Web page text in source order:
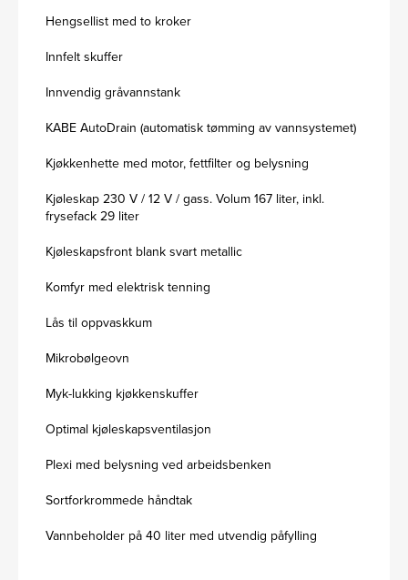
Hengsellist med to kroker
Innfelt skuffer
Innvendig gråvannstank
KABE AutoDrain (automatisk tømming av vannsystemet)
Kjøkkenhette med motor, fettfilter og belysning
Kjøleskap 230 V / 12 V / gass. Volum 167 liter, inkl.
frysefack 29 liter
Kjøleskapsfront blank svart metallic
Komfyr med elektrisk tenning
Lås til oppvaskkum
Mikrobølgeovn
Myk-lukking kjøkkenskuffer
Optimal kjøleskapsventilasjon
Plexi med belysning ved arbeidsbenken
Sortforkrommede håndtak
Vannbeholder på 40 liter med utvendig påfylling